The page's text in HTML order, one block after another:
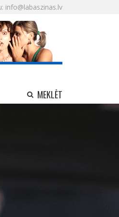
info@labaszinas.lv
MEKLĒT